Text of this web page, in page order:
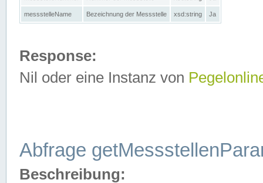
messstelleName Bezeichnung der Messstelle xsd:string Ja
Response:
Nil oder eine Instanz von
Abfrage
Beschreibung: